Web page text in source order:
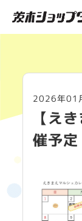
2026年01
【え
催予定